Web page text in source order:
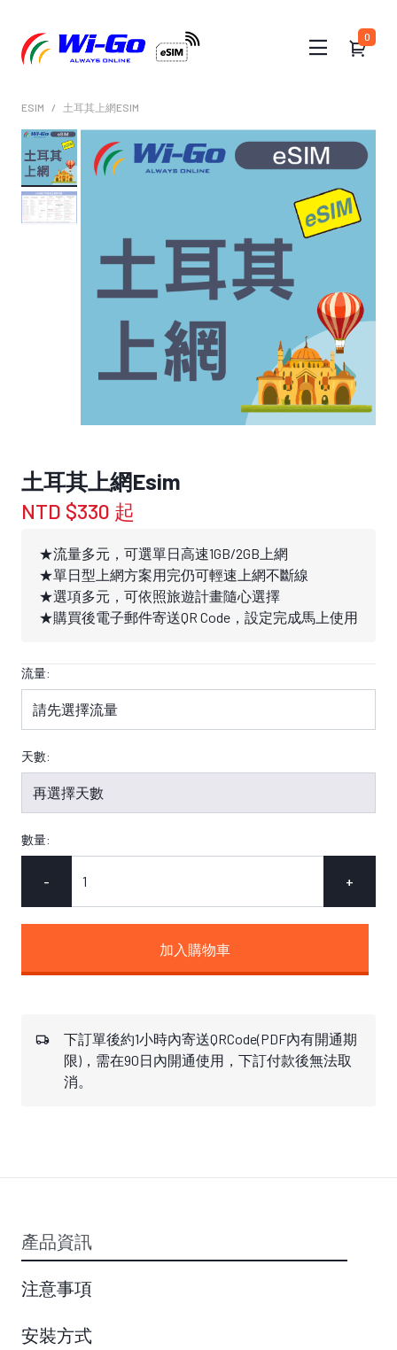
0
ESIM 土耳其上網ESIM
土耳其上網Esim
NTD $330 起
★流量多元，可選單日高速1GB/2GB上網
★單日型上網方案用完仍可輕速上網不斷線
★選項多元，可依照旅遊計畫隨心選擇
★購買後電子郵件寄送QR Code，設定完成馬上使用
流量:
天數:
數量:
- +
加入購物車
下訂單後約1小時內寄送QRCode(PDF內有開通期
限)，需在90日內開通使用，下訂付款後無法取
消。
產品資訊
注意事項
安裝方式